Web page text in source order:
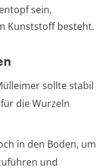
sein,
Kunststoff besteht.
sollte stabil
die Wurzeln
in den Boden, um
und